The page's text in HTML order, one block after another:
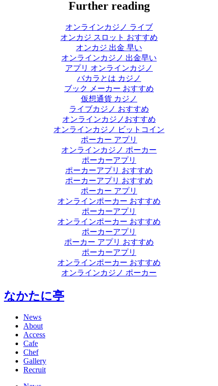
Further reading
オンラインカジノ ライブ
オンカジ スロット おすすめ
オンカジ 出金 早い
オンラインカジノ 出金早い
アプリ オンラインカジノ
バカラとは カジノ
ブック メーカー おすすめ
仮想通貨 カジノ
ライブカジノ おすすめ
オンラインカジノおすすめ
オンラインカジノ ビットコイン
ポーカー アプリ
オンラインカジノ ポーカー
ポーカーアプリ
ポーカーアプリ おすすめ
ポーカーアプリ おすすめ
ポーカー アプリ
オンラインポーカー おすすめ
ポーカーアプリ
オンラインポーカー おすすめ
ポーカーアプリ
ポーカー アプリ おすすめ
ポーカーアプリ
オンラインポーカー おすすめ
オンラインカジノ ポーカー
なかたに亭
News
About
Access
Cafe
Chef
Gallery
Recruit